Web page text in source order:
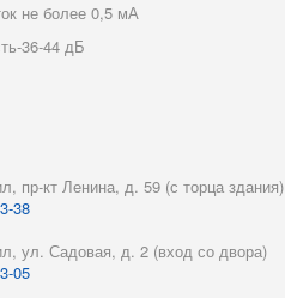
не более 0,5 мА
36-44 дБ
пр-кт Ленина, д. 59 (с торца здания)
38
ул. Садовая, д. 2 (вход со двора)
05